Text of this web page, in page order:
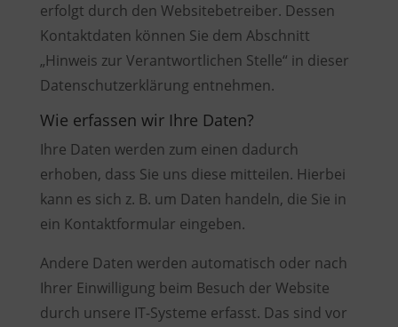
erfolgt durch den Websitebetreiber. Dessen
Kontaktdaten können Sie dem Abschnitt
„Hinweis zur Verantwortlichen Stelle“ in dieser
Datenschutzerklärung entnehmen.
Wie erfassen wir Ihre Daten?
Ihre Daten werden zum einen dadurch
erhoben, dass Sie uns diese mitteilen. Hierbei
kann es sich z. B. um Daten handeln, die Sie in
ein Kontaktformular eingeben.
Andere Daten werden automatisch oder nach
Ihrer Einwilligung beim Besuch der Website
durch unsere IT-Systeme erfasst. Das sind vor